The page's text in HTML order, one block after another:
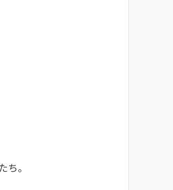
。